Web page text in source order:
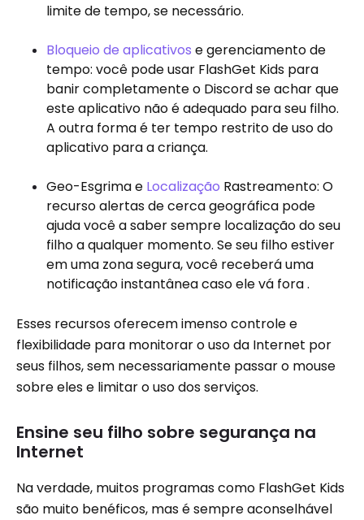
limite de tempo, se necessário.
Bloqueio de aplicativos e gerenciamento de
tempo: você pode usar FlashGet Kids para
banir completamente o Discord se achar que
este aplicativo não é adequado para seu filho.
A outra forma é ter tempo restrito de uso do
aplicativo para a criança.
Geo-Esgrima e Localização Rastreamento: O
recurso alertas de cerca geográfica pode
ajuda você a saber sempre localização do seu
filho a qualquer momento. Se seu filho estiver
em uma zona segura, você receberá uma
notificação instantânea caso ele vá fora .
Esses recursos oferecem imenso controle e
flexibilidade para monitorar o uso da Internet por
seus filhos, sem necessariamente passar o mouse
sobre eles e limitar o uso dos serviços.
Ensine seu filho sobre segurança na
Internet
Na verdade, muitos programas como FlashGet Kids
são muito benéficos, mas é sempre aconselhável